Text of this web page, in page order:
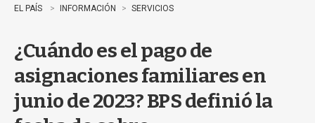
EL PAÍS INFORMACIÓN SERVICIOS
¿Cuándo es el pago de
asignaciones familiares en
junio de 2023? BPS definió la